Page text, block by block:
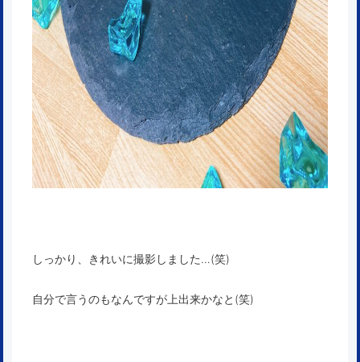
しっかり、きれいに撮影しました…(笑)
自分で言うのもなんですが上出来かなと(笑)